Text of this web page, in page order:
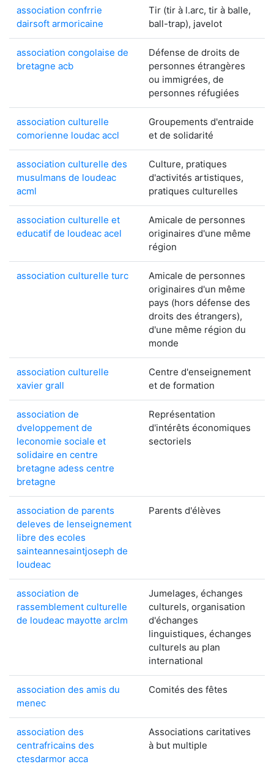
association confrrie
dairsoft armoricaine
Tir (tir à l.arc, tir à balle,
ball-trap), javelot
association congolaise de
bretagne acb
Défense de droits de
personnes étrangères
ou immigrées, de
personnes réfugiées
association culturelle
comorienne loudac accl
Groupements d'entraide
et de solidarité
association culturelle des
musulmans de loudeac
acml
Culture, pratiques
d'activités artistiques,
pratiques culturelles
association culturelle et
educatif de loudeac acel
Amicale de personnes
originaires d'une même
région
association culturelle turc
Amicale de personnes
originaires d'un même
pays (hors défense des
droits des étrangers),
d'une même région du
monde
association culturelle
xavier grall
Centre d'enseignement
et de formation
association de
dveloppement de
leconomie sociale et
solidaire en centre
bretagne adess centre
bretagne
Représentation
d'intérêts économiques
sectoriels
association de parents
deleves de lenseignement
libre des ecoles
sainteannesaintjoseph de
loudeac
Parents d'élèves
association de
rassemblement culturelle
de loudeac mayotte arclm
Jumelages, échanges
culturels, organisation
d'échanges
linguistiques, échanges
culturels au plan
international
association des amis du
menec
Comités des fêtes
association des
centrafricains des
ctesdarmor acca
Associations caritatives
à but multiple